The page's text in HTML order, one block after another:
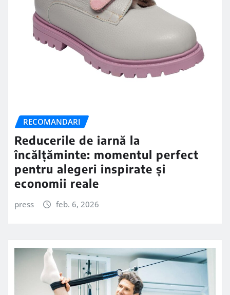
RECOMANDARI
Reducerile de iarnă la
încălțăminte: momentul perfect
pentru alegeri inspirate și
economii reale
press feb. 6, 2026